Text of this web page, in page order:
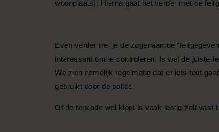
woonplaats). Hierna gaat het verder met de
Even verder tref je de zogenaamde
interessant om te controleren. Is wel de juiste
We zien namelijk regelmatig dat er iets fout
gebruikt door de politie.
Of de feitcode wel klopt is vaak lastig zelf vast